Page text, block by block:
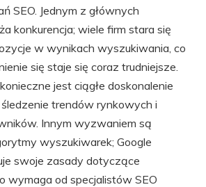
SEO. Jednym z głównych
konkurencja; wiele firm stara się
w wynikach wyszukiwania, co
się staje się coraz trudniejsze.
jest ciągłe doskonalenie
trendów rynkowych i
Innym wyzwaniem są
wyszukiwarek; Google
swoje zasady dotyczące
wymaga od specjalistów SEO